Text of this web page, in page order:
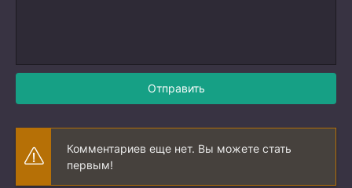
Отправить
Комментариев еще нет. Вы можете стать
первым!